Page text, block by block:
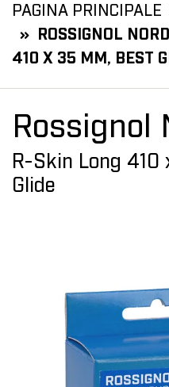
PAGINA PRINCIPALE
ROSSIGNOL
410 X 35 MM, BEST
Rossignol
R-Skin Long
Glide